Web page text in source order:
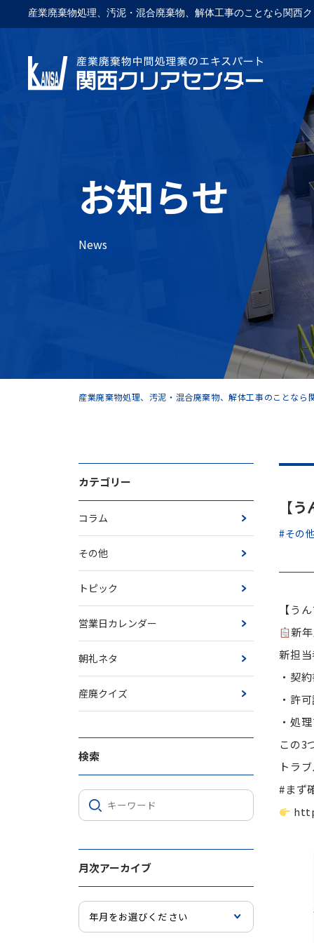
産業廃棄物処理、汚泥・混合廃棄物、解体工事のことなら関西
お知らせ
News
産業廃棄物処理、汚泥・混合廃棄物、解体工事のことなら
カテゴリー
コラム
その他
トピック
営業日カレンダー
朝礼ネタ
産廃クイズ
検索
月次アーカイブ
【
#その
【う
新
新担
・契
・許
・処
この3
トラ
#まず